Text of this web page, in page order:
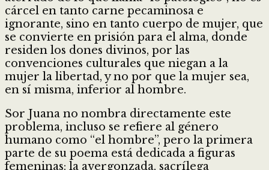
cárcel en tanto carne pecaminosa e
ignorante, sino en tanto cuerpo de mujer, que
se convierte en prisión para el alma, donde
residen los dones divinos, por las
convenciones culturales que niegan a la
mujer la libertad, y no por que la mujer sea,
en sí misma, inferior al hombre.
Sor Juana no nombra directamente este
problema, incluso se refiere al género
humano como “el hombre”, pero la primera
parte de su poema está dedicada a figuras
femeninas: la avergonzada, sacrílega